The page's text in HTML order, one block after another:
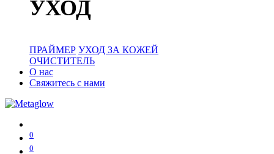
УХОД
ПРАЙМЕР УХОД ЗА КОЖЕЙ
ОЧИСТИТЕЛЬ
О нас
Свяжитесь с нами
0
0